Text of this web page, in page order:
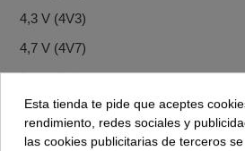
4,3 V (4V3)
4,7 V (4V7)
5,1 V (5V1)
5,6 V (5V6)
6,2 V (6V2)
Esta tienda te pide que aceptes
rendimiento, redes sociales y
las cookies publicitarias de terceros